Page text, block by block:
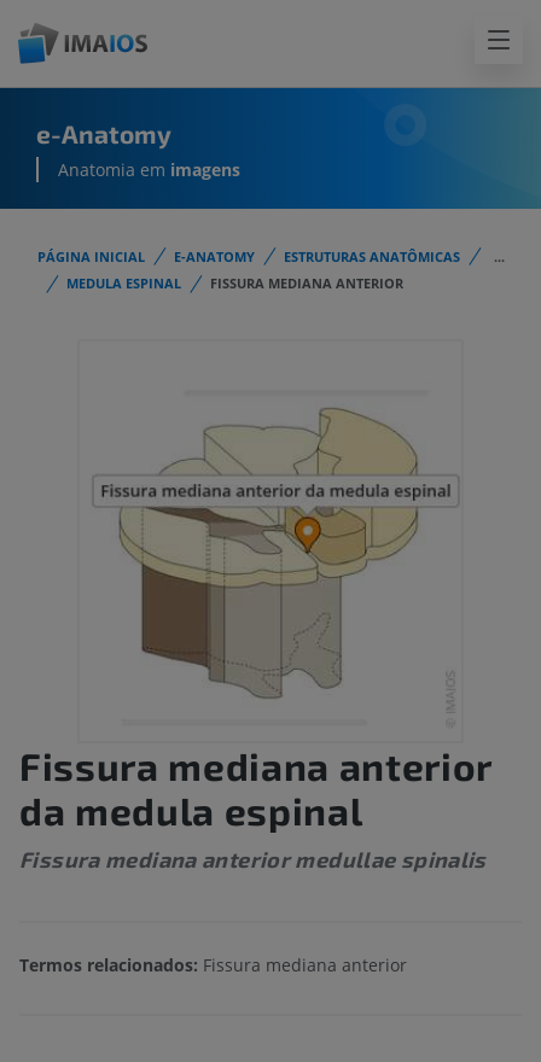
e-Anatomy
Anatomia em imagens
PÁGINA INICIAL E-ANATOMY ESTRUTURAS ANATÔMICAS
...
MEDULA ESPINAL
FISSURA MEDIANA ANTERIOR
Fissura mediana anterior
da medula espinal
Fissura mediana anterior medullae spinalis
Termos relacionados: Fissura mediana anterior